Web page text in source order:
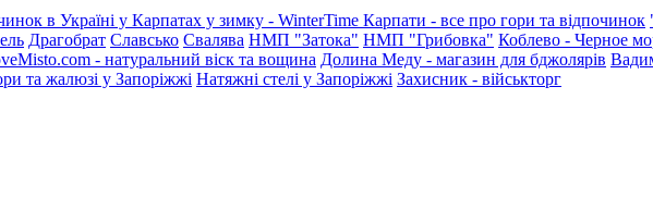
в Україні у Карпатах у зимку - WinterTime Карпати - все про гори та відпочинок
Драгобрат Славсько Свалява НМП "Затока" НМП "Грибовка" Коблево - Черное
- натуральний віск та вощина Долина Меду - магазин для бджолярів
та жалюзі у Запоріжжі Натяжні стелі у Запоріжжі Захисник - військторг